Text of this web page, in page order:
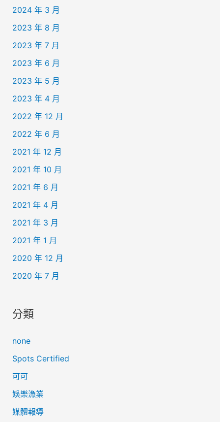
2024 年 3 月
2023 年 8 月
2023 年 7 月
2023 年 6 月
2023 年 5 月
2023 年 4 月
2022 年 12 月
2022 年 6 月
2021 年 12 月
2021 年 10 月
2021 年 6 月
2021 年 4 月
2021 年 3 月
2021 年 1 月
2020 年 12 月
2020 年 7 月
分類
none
Spots Certified
可可
娛樂漁業
媒體報導